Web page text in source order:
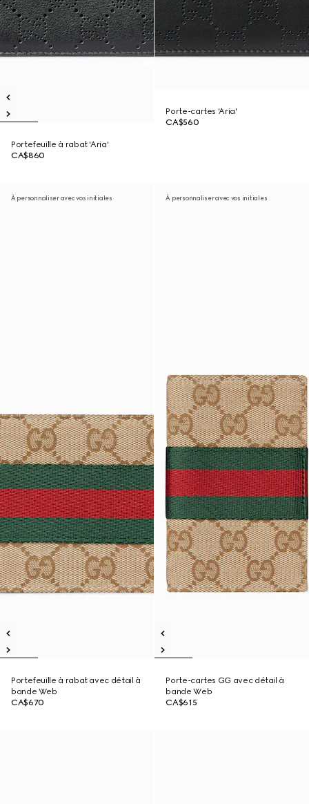
Portefeuille à rabat 'Aria'
CA$860
Porte-cartes 'Aria'
CA$560
À personnaliser avec vos initiales
Portefeuille à rabat avec détail à
bande Web
CA$670
À personnaliser avec vos initiales
Porte-cartes GG avec détail à
bande Web
CA$615